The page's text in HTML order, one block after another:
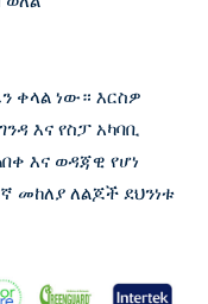
ቀላል ነው። እርስዎ
እና የስፓ አካባቢ
እና ወዳጃዊ የሆነ
መከለያ ለልጆች ደህንነቱ